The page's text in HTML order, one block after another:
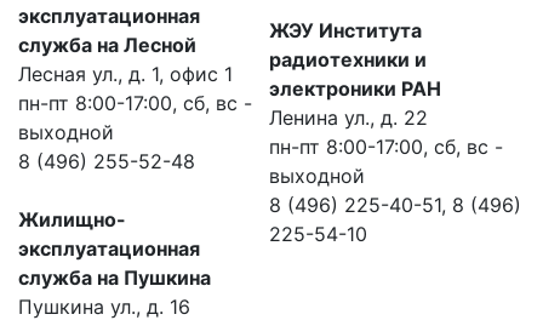
эксплуатационная
служба на Лесной
Лесная ул., д. 1, офис 1
пн-пт 8:00-17:00, сб, вс -
выходной
8 (496) 255-52-48
Жилищно-
эксплуатационная
служба на Пушкина
Пушкина ул., д. 16
ЖЭУ Института
радиотехники и
электроники РАН
Ленина ул., д. 22
пн-пт 8:00-17:00, сб, вс -
выходной
8 (496) 225-40-51, 8 (496)
225-54-10